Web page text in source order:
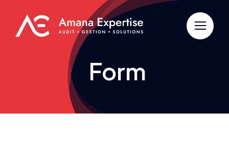
contenu
Form